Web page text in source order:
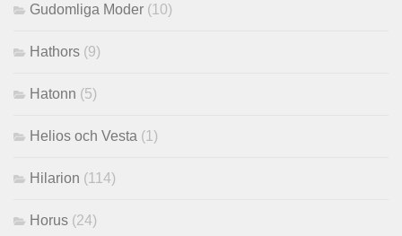
Gudomliga Moder (10)
Hathors (9)
Hatonn (5)
Helios och Vesta (1)
Hilarion (114)
Horus (24)